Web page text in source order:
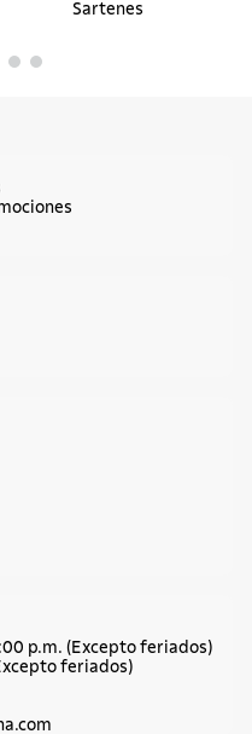
Sartenes
p.m. (Excepto feriados)
feriados)